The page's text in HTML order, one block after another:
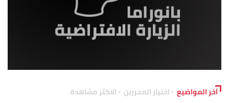
آخر المواضيع اختيار المحررين الاكثر مشاهدة